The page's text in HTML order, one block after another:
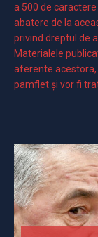
a 500 de caractere
abatere de la
privind dreptul de
Materialele
aferente acestora,
pamflet și vor fi